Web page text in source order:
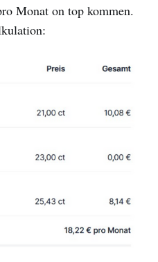
Monat on top kommen.